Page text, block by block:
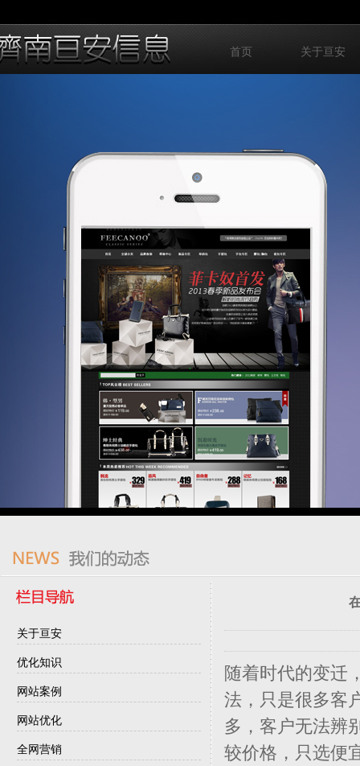
首页 关于亘安
关于亘安
优化知识
网站案例
网站优化
全网营销
识-1484
随着时代的变迁
法，只是很多客
多，客户无法辨
较价格，只选便